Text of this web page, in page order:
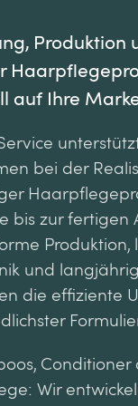
Produktion
auf Ihre
bei der
bis zur fertigen
Produktion,
und
die effiziente
Conditioner
Wir